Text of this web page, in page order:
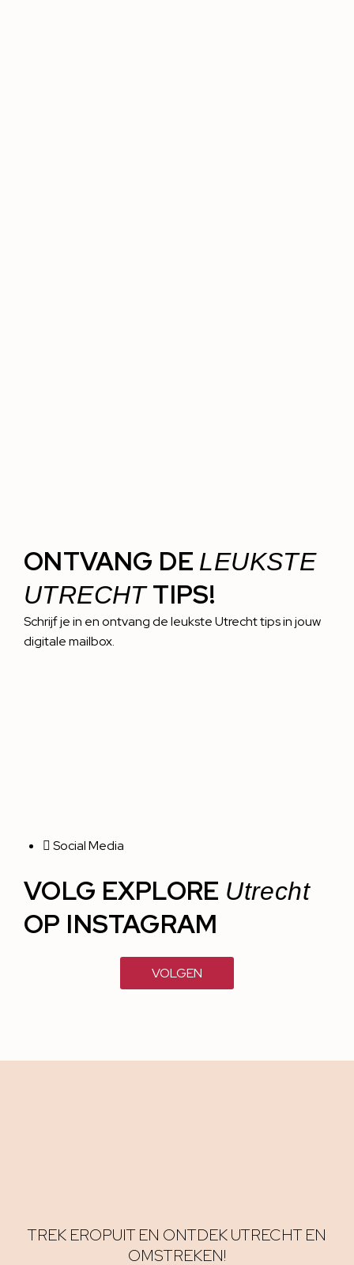
ONTVANG DE LEUKSTE
UTRECHTTIPS!
Schrijf je in en ontvang de leukste Utrecht tips in jouw
digitale mailbox.
Social Media
VOLG EXPLORE Utrecht
OP INSTAGRAM
VOLGEN
TREK EROPUIT EN ONTDEK UTRECHT EN
OMSTREKEN!